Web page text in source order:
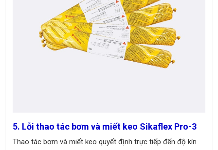
5. Lỗi thao tác bơm và miết keo Sikaflex Pro-3
Thao tác bơm và miết keo quyết định trực tiếp đến độ kín